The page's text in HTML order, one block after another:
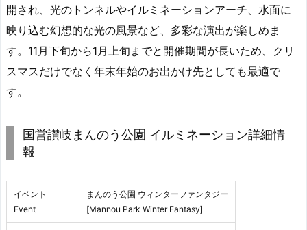
開され、光のトンネルやイルミネーションアーチ、水面に
映り込む幻想的な光の風景など、多彩な演出が楽しめま
す。11月下旬から1月上旬までと開催期間が長いため、クリ
スマスだけでなく年末年始のお出かけ先としても最適で
す。
国営讃岐まんのう公園 イルミネーション詳細情
報
イベント
Event
まんのう公園 ウィンターファンタジー
[Mannou Park Winter Fantasy]